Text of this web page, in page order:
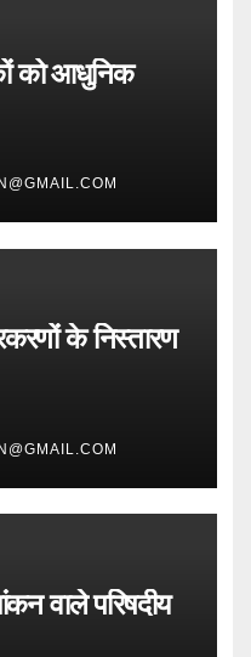
को आधुनिक
के निस्तारण
वाले परिषदीय